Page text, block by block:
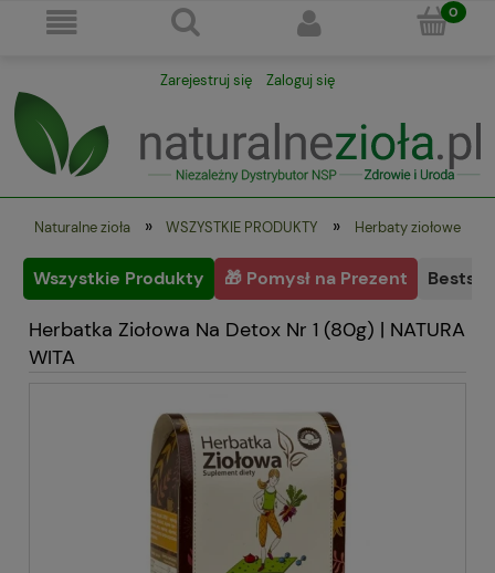
Zarejestruj się Zaloguj się
Naturalne zioła » WSZYSTKIE PRODUKTY » Herbaty ziołowe
Wszystkie Produkty 🎁 Pomysł na Prezent
Herbatka Ziołowa Na Detox Nr 1 (80g) | NATURA
WITA